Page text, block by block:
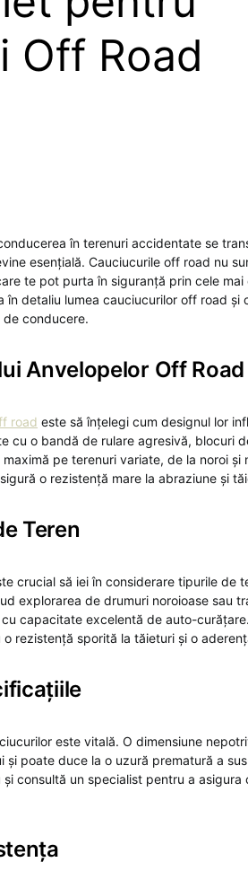
Off Road
în terenuri accidentate se
esențială. Cauciucurile off road nu
te pot purta în siguranță prin cele
detaliu lumea cauciucurilor off road și
conducere.
Anvelopelor Off Road
road este să înțelegi cum designul lor
cu o bandă de rulare agresivă, blocuri
pe terenuri variate, de la noroi și
o rezistență mare la abraziune și
Teren
crucial să iei în considerare tipurile de
explorarea de drumuri noroioase sau
capacitate excelentă de auto-
rezistență sporită la tăieturi și o
este vitală. O dimensiune
poate duce la o uzură prematură a
consultă un specialist pentru a asigura